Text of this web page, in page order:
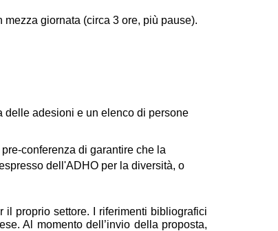
giornata (circa 3 ore, più pause).
delle adesioni e un elenco di persone
conferenza di garantire che la
dell'ADHO per la diversità, o
proprio settore. I riferimenti bibliografici
Al momento dell’invio della proposta,